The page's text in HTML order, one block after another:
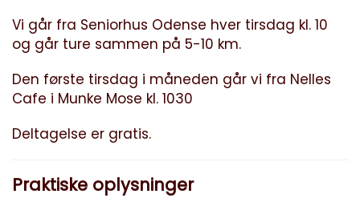
Vi går fra Seniorhus Odense hver tirsdag kl. 10
og går ture sammen på 5-10 km.
Den første tirsdag i måneden går vi fra Nelles
Cafe i Munke Mose kl. 1030
Deltagelse er gratis.
Praktiske oplysninger